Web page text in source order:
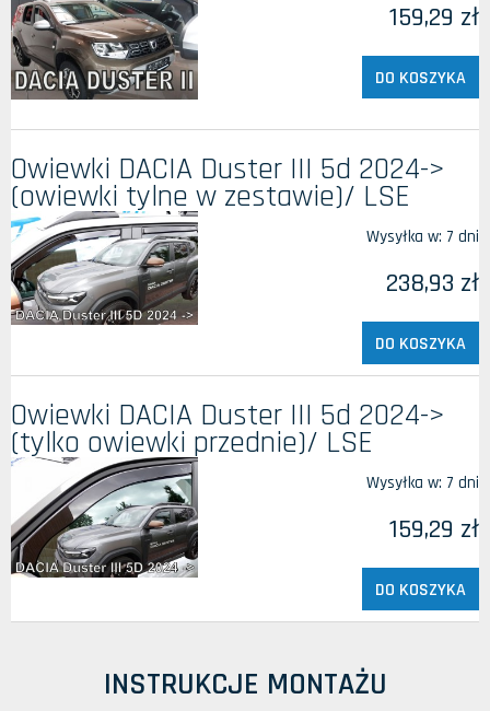
159,29 zł
DO KOSZYKA
Owiewki DACIA Duster III 5d 2024->
(owiewki tylne w zestawie)/ LSE
Wysyłka w: 7 dni
238,93 zł
DO KOSZYKA
Owiewki DACIA Duster III 5d 2024->
(tylko owiewki przednie)/ LSE
Wysyłka w: 7 dni
159,29 zł
DO KOSZYKA
INSTRUKCJE MONTAŻU